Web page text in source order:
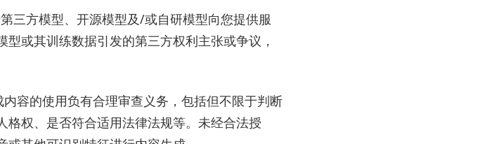
三方模型、开源模型及/或自研模型向您提供服
或其训练数据引发的第三方权利主张或争议，
容的使用负有合理审查义务，包括但不限于判断
权、是否符合适用法律法规等。未经合法授